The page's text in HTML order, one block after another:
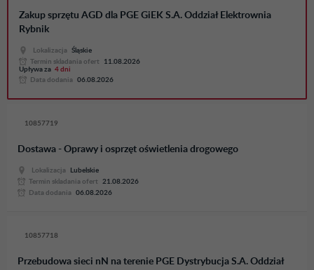
Zakup sprzętu AGD dla PGE GiEK S.A. Oddział Elektrownia
Rybnik
Lokalizacja
Śląskie
Termin skladania ofert
11.08.2026
Upływa za 4 dni
Data dodania
06.08.2026
10857719
Dostawa - Oprawy i osprzęt oświetlenia drogowego
Lokalizacja
Lubelskie
Termin skladania ofert
21.08.2026
Data dodania
06.08.2026
10857718
Przebudowa sieci nN na terenie PGE Dystrybucja S.A. Oddział